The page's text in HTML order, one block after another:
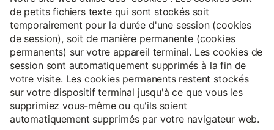
de petits fichiers texte qui sont stockés soit
temporairement pour la durée d'une session (cookies
de session), soit de manière permanente (cookies
permanents) sur votre appareil terminal. Les cookies de
session sont automatiquement supprimés à la fin de
votre visite. Les cookies permanents restent stockés
sur votre dispositif terminal jusqu'à ce que vous les
supprimiez vous-même ou qu'ils soient
automatiquement supprimés par votre navigateur web.